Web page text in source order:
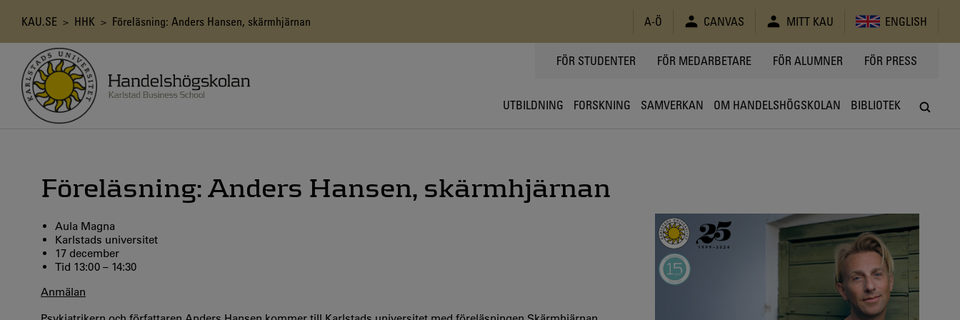
Länkstig
KAU.SE > HHK > Föreläsning: Anders Hansen, skärmhjärnan A-Ö CANVAS MITT KAU ENGLISH
TOPPMENY
FÖR STUDENTER FÖR MEDARBETARE FÖR ALUMNER FÖR PRESS
UTBILDNING FORSKNING SAMVERKAN OM HANDELSHÖGSKOLAN BIBLIOTEK
Föreläsning: Anders Hansen, skärmhjärnan
Aula Magna
Karlstads universitet
17 december
Tid 13:00 – 14:30
Anmälan